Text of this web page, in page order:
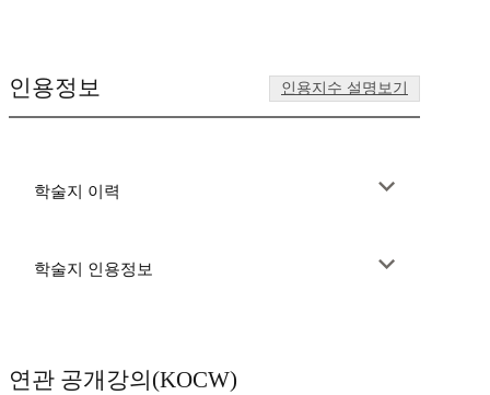
인용정보 인용지수 설명보기
학술지 이력
학술지 인용정보
연관 공개강의(KOCW)